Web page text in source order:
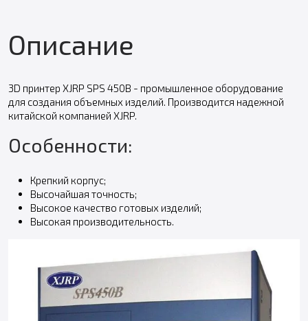
Описание
3D принтер XJRP SPS 450B - промышленное оборудование
для создания объемных изделий. Производится надежной
китайской компанией XJRP.
Особенности:
Крепкий корпус;
Высочайшая точность;
Высокое качество готовых изделий;
Высокая производительность.